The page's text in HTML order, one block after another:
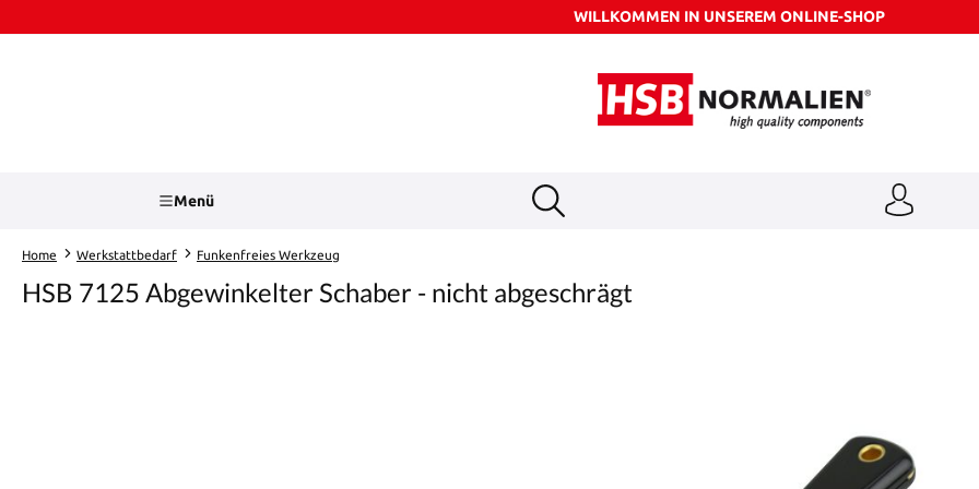
WILLKOMMEN IN UNSEREM ONLINE-SHOP
Menü
Home Werkstattbedarf Funkenfreies Werkzeug
HSB 7125 Abgewinkelter Schaber - nicht abgeschrägt